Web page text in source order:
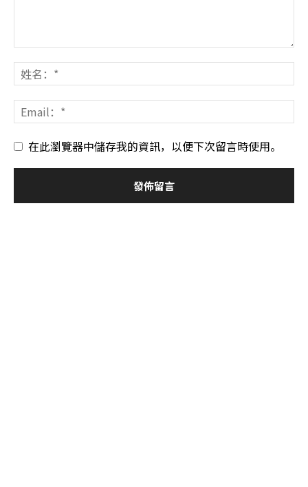
在此瀏覽器中儲存我的資訊，以便下次留言時使用。